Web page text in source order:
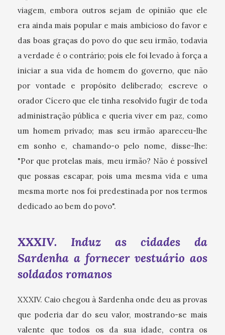
viagem, embora outros sejam de opinião que ele
era ainda mais popular e mais ambicioso do favor e
das boas graças do povo do que seu irmão, todavia
a verdade é o contrário; pois ele foi levado à força a
iniciar a sua vida de homem do governo, que não
por vontade e propósito deliberado; escreve o
orador Cícero que ele tinha resolvido fugir de toda
administração pública e queria viver em paz, como
um homem privado; mas seu irmão apareceu-lhe
em sonho e, chamando-o pelo nome, disse-lhe:
"Por que protelas mais, meu irmão? Não é possível
que possas escapar, pois uma mesma vida e uma
mesma morte nos foi predestinada por nos termos
dedicado ao bem do povo".
XXXIV. Induz as cidades da
Sardenha a fornecer vestuário aos
soldados romanos
XXXIV. Caio chegou à Sardenha onde deu as provas
que poderia dar do seu valor, mostrando-se mais
valente que todos os da sua idade, contra os